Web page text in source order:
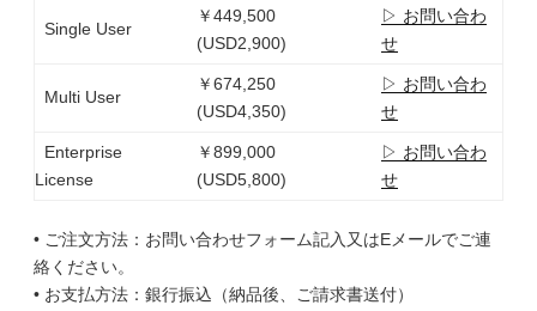
Single User
￥449,500
(USD2,900)
▷ お問い合わ
せ
Multi User
￥674,250
(USD4,350)
▷ お問い合わ
せ
Enterprise
License
￥899,000
(USD5,800)
▷ お問い合わ
せ
• ご注文方法：お問い合わせフォーム記入又はEメールでご連
絡ください。
• お支払方法：銀行振込（納品後、ご請求書送付）